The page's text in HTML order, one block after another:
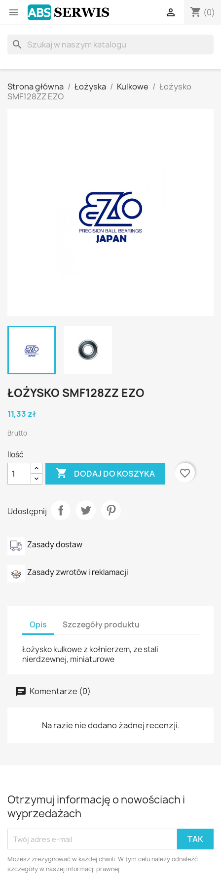
 shopping_cart (0)

search
Strona główna Łożyska Kulkowe
Łożysko
SMF128ZZ EZO
ŁOŻYSKO SMF128ZZ EZO
11,33 zł
Brutto
Ilość
 DODAJ DO KOSZYKA favorite_border
Udostępnij
Zasady dostaw
Zasady zwrotów i reklamacji
Opis Szczegóły produktu
Łożysko kulkowe z kołnierzem, ze stali
nierdzewnej, miniaturowe
Komentarze (0)
Na razie nie dodano żadnej recenzji.
Otrzymuj informację o nowościach i
wyprzedażach
Możesz zrezygnować w każdej chwili. W tym celu należy odnaleźć
szczegóły w naszej informacji prawnej.